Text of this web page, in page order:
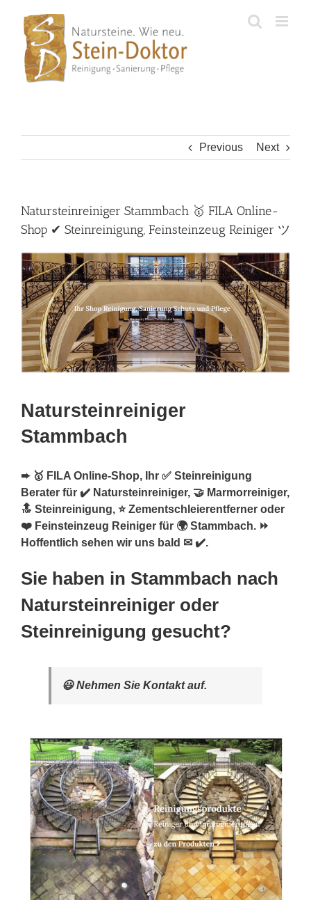
content
Previous Next
Natursteinreiniger Stammbach 🥇 FILA Online-
Shop ✔ Steinreinigung, Feinsteinzeug Reiniger ツ
Natursteinreiniger
Stammbach
➨ 🥇 FILA Online-Shop, Ihr ✅ Steinreinigung
Berater für ✔️ Natursteinreiniger, 🤝 Marmorreiniger,
🔝 Steinreinigung, ⭐ Zementschleierentferner oder
❤️ Feinsteinzeug Reiniger für 🌍 Stammbach. ⏩
Hoffentlich sehen wir uns bald ✉ ✔️.
Sie haben in Stammbach nach
Natursteinreiniger oder
Steinreinigung gesucht?
😃 Nehmen Sie Kontakt auf.